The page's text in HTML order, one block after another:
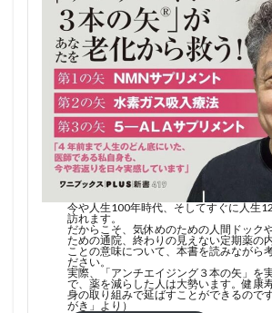
今や人生100年時代、そしてすぐに人生
訪れます。
だからこそ、気休めのための人間ドック
ための通院、終わりの見えない定期薬の
ことの意味について、本書を読みながら
ださい。
実際、「アンチエイジング３本の矢」を
で、薬を減らした人は大勢います。健康
身の取り組みで延ばすことができるので
がき」より）